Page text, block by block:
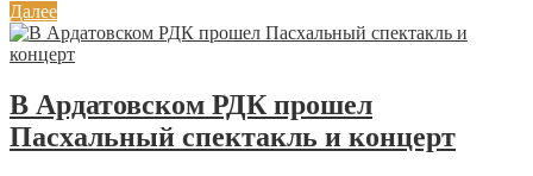
Далее
В Ардатовском РДК прошел
Пасхальный спектакль и концерт